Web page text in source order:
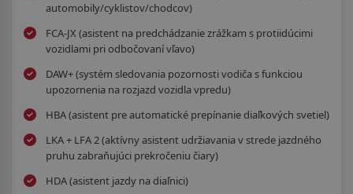
automobily/cyklistov/chodcov)
FCA-JX (asistent na predchádzanie zrážkam s protiidúcimi
vozidlami pri odbočovaní vľavo)
DAW+ (systém sledovania pozornosti vodiča s funkciou
upozornenia na rozjazd vozidla vpredu)
HBA (asistent pre automatické prepínanie diaľkových svetiel)
LKA + LFA 2 (aktívny asistent udržiavania v strede jazdného
pruhu zabraňujúci prekročeniu čiary)
HDA (asistent jazdy na diaľnici)